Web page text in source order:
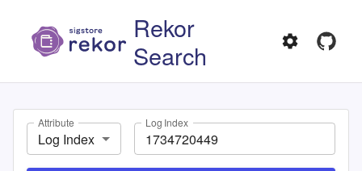
Rekor
Search
Attribute
Log Index
Log Index